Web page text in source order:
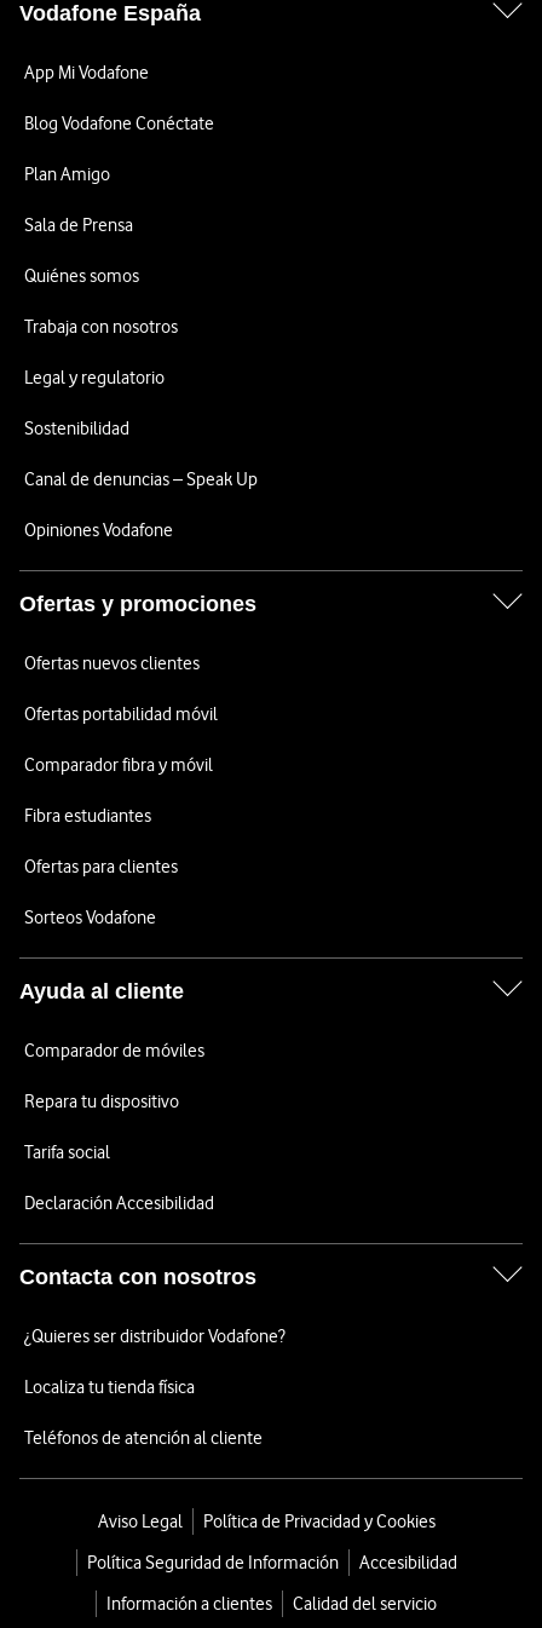
Vodafone España
App Mi Vodafone
Blog Vodafone Conéctate
Plan Amigo
Sala de Prensa
Quiénes somos
Trabaja con nosotros
Legal y regulatorio
Sostenibilidad
Canal de denuncias – Speak Up
Opiniones Vodafone
Ofertas y promociones
Ofertas nuevos clientes
Ofertas portabilidad móvil
Comparador fibra y móvil
Fibra estudiantes
Ofertas para clientes
Sorteos Vodafone
Ayuda al cliente
Comparador de móviles
Repara tu dispositivo
Tarifa social
Declaración Accesibilidad
Contacta con nosotros
¿Quieres ser distribuidor Vodafone?
Localiza tu tienda física
Teléfonos de atención al cliente
Aviso Legal
Política de Privacidad y Cookies
Política Seguridad de Información
Accesibilidad
Información a clientes
Calidad del servicio